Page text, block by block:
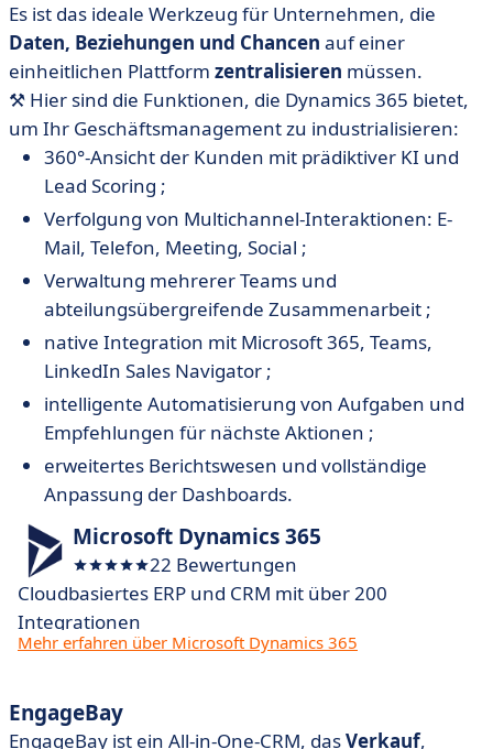
Es ist das ideale Werkzeug für Unternehmen, die
Daten, Beziehungen und Chancen auf einer
einheitlichen Plattform zentralisieren müssen.
⚒️ Hier sind die Funktionen, die Dynamics 365 bietet,
um Ihr Geschäftsmanagement zu industrialisieren:
360°-Ansicht der Kunden mit prädiktiver KI und
Lead Scoring ;
Verfolgung von Multichannel-Interaktionen: E-
Mail, Telefon, Meeting, Social ;
Verwaltung mehrerer Teams und
abteilungsübergreifende Zusammenarbeit ;
native Integration mit Microsoft 365, Teams,
LinkedIn Sales Navigator ;
intelligente Automatisierung von Aufgaben und
Empfehlungen für nächste Aktionen ;
erweitertes Berichtswesen und vollständige
Anpassung der Dashboards.
Microsoft Dynamics 365
22 Bewertungen
Cloudbasiertes ERP und CRM mit über 200
Integrationen
Mehr erfahren über Microsoft Dynamics 365
EngageBay
EngageBay ist ein All-in-One-CRM, dasVerkauf,